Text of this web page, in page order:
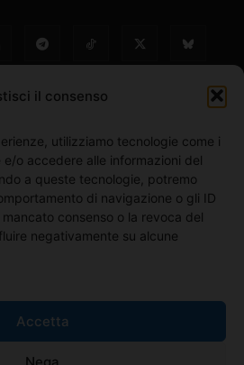
il consenso
utilizziamo tecnologie come i
o accedere alle informazioni del
a queste tecnologie, potremo
di navigazione o gli ID
consenso o la revoca del
negativamente su alcune
Accetta
Nega
NO ©
l'adesione
Home